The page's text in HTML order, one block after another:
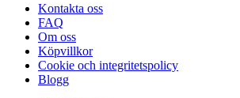
Kontakta oss
FAQ
Om oss
Köpvillkor
Cookie och integritetspolicy
Blogg